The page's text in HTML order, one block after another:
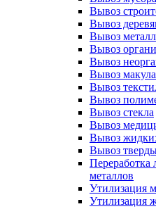
Вывоз
Вывоз
Вывоз
Вывоз
Вывоз
Вывоз
Вывоз
Вывоз
Вывоз стекла
Вывоз
Вывоз
Вывоз
металлов
Утилизация
Утилизация